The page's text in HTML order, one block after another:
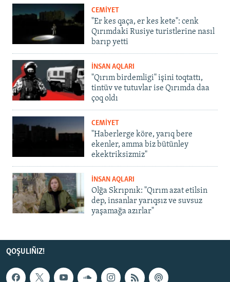
CEMİYET
"Er kes qaça, er kes kete": cenk
Qırımdaki Rusiye turistlerine nasıl
barıp yetti
İNSAN AQLARI
"Qırım birdemligi" işini toqtattı,
tintüv ve tutuvlar ise Qırımda daa
çoq oldı
CEMİYET
"Haberlerge köre, yarıq bere
ekenler, amma biz bütünley
ekektriksizmiz"
İNSAN AQLARI
Olğa Skrıpnık: "Qırım azat etilsin
dep, insanlar yarıqsız ve suvsuz
yaşamağa azırlar"
QOŞULIÑIZ!